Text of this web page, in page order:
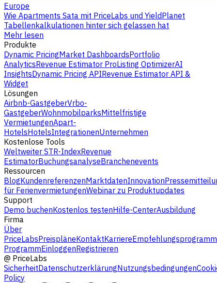
Europe
Wie Apartments Sata mit PriceLabs und YieldPlanet
Tabellenkalkulationen hinter sich gelassen hat
Mehr lesen
Produkte
Dynamic PricingMarket DashboardsPortfolio
AnalyticsRevenue Estimator ProListing OptimizerAI
InsightsDynamic Pricing APIRevenue Estimator API &
Widget
Lösungen
Airbnb-GastgeberVrbo-
GastgeberWohnmobilparksMittelfristige
VermietungenApart-
HotelsHotelsIntegrationenUnternehmen
Kostenlose Tools
Weltweiter STR-IndexRevenue
EstimatorBuchungsanalyseBranchenevents
Ressourcen
BlogKundenreferenzenMarktdatenInnovation
für FerienvermietungenWebinar zu Produktupdates
Support
Demo buchenKostenlos testenHilfe-CenterAusbildung
Firma
Über
PriceLabsPreispläneKontaktKarriereEmpfehlungsprogramm
ProgrammEinloggenRegistrieren
@ PriceLabs
SicherheitDatenschutzerklärungNutzungsbedingungen
Policy